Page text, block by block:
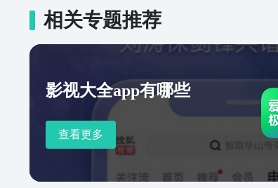
相关专题推荐
影视大全app有哪些
查看更多